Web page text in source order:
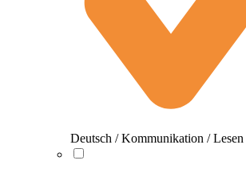
Deutsch / Kommunikation /